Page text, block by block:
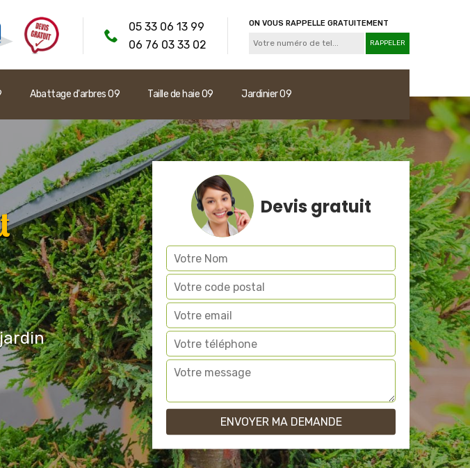
05 33 06 13 99
06 76 03 33 02
ON VOUS RAPPELLE GRATUITEMENT
Abattage d'arbres 09 Taille de haie 09 Jardinier 09
Devis gratuit